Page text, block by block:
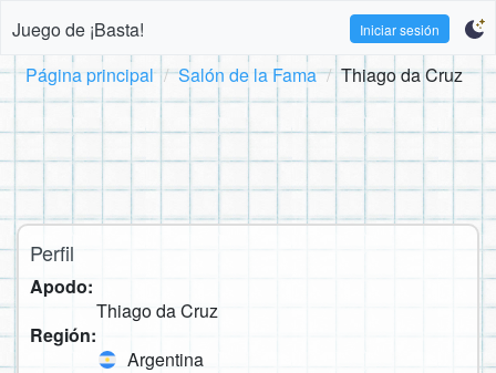
Juego de ¡Basta! Iniciar sesión
Página principal Salón de la Fama Thiago da Cruz
Perfil
Apodo:
Thiago da Cruz
Región:
Argentina